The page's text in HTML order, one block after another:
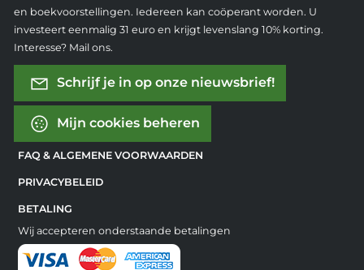
en boekvoorstellingen. Iedereen kan coöperant worden. U
investeert eenmalig 31 euro en krijgt levenslang 10% korting.
Interesse? Mail ons.
Schrijf je in op onze nieuwsbrief!
Mijn cookies beheren
FAQ & ALGEMENE VOORWAARDEN
PRIVACYBELEID
BETALING
Wij accepteren onderstaande betalingen